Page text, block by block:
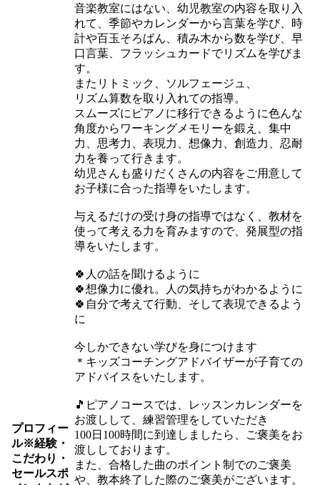
プロフィー
ル※経験・
こだわり・
セールスポ
音楽教室にはない、幼児教室の内容を取り入
れて、季節やカレンダーから言葉を学び、時
計や百玉そろばん、積み木から数を学び、早
口言葉、フラッシュカードでリズムを学びま
す。
またリトミック、ソルフェージュ、
リズム算数を取り入れての指導。
スムーズにピアノに移行できるように色んな
角度からワーキングメモリーを鍛え、集中
力、思考力、表現力、想像力、創造力、忍耐
力を養って行きます。
幼児さんも盛りだくさんの内容をご用意して
お子様に合った指導をいたします。
与えるだけの受け身の指導ではなく、教材を
使って考える力を育みますので、発展型の指
導をいたします。
🍀人の話を聞けるように
🍀想像力に優れ。人の気持ちがわかるように
🍀自分で考えて行動、そして表現できるよう
に
今しかできない学びを身につけます
＊キッズコーチングアドバイザーが子育ての
アドバイスをいたします。
🎵ピアノコースでは、レッスンカレンダーを
お渡しして、練習管理をしていただき
100日100時間に到達しましたら、ご褒美をお
渡ししております。
また、合格した曲のポイント制でのご褒美
や、教本終了した際のご褒美がございます。